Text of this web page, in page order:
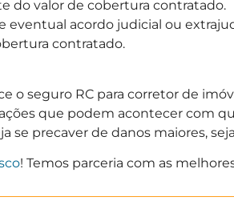
do valor de cobertura contratado.
eventual acordo judicial ou
contratado.
o seguro RC para corretor de
que podem acontecer com
se precaver de danos maiores,
! Temos parceria com as